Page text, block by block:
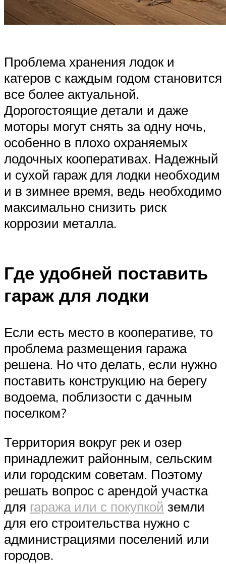
Проблема хранения лодок и
катеров с каждым годом становится
все более актуальной.
Дорогостоящие детали и даже
моторы могут снять за одну ночь,
особенно в плохо охраняемых
лодочных кооперативах. Надежный
и сухой гараж для лодки необходим
и в зимнее время, ведь необходимо
максимально снизить риск
коррозии металла.
Где удобней поставить
гараж для лодки
Если есть место в кооперативе, то
проблема размещения гаража
решена. Но что делать, если нужно
поставить конструкцию на берегу
водоема, поблизости с дачным
поселком?
Территория вокруг рек и озер
принадлежит районным, сельским
или городским советам. Поэтому
решать вопрос с арендой участка
для гаража или с покупкой земли
для его строительства нужно с
администрациями поселений или
городов.